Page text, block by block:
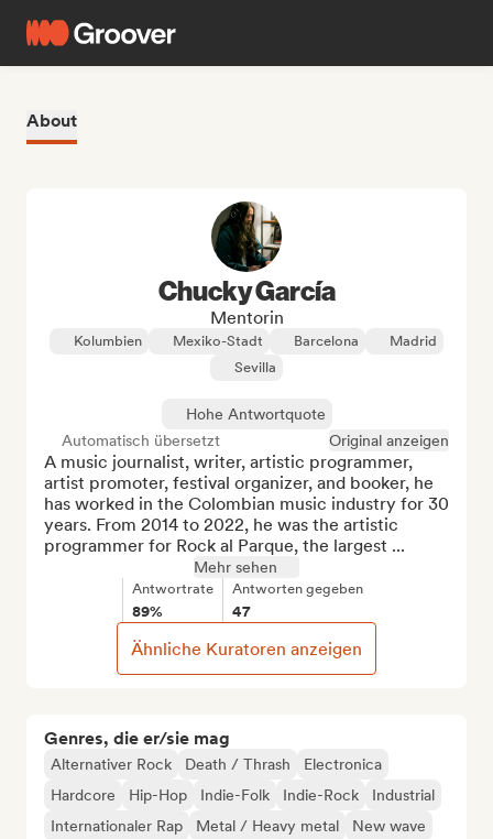
About
Genres, die er/sie mag
Alternativer Rock Death / Thrash
Electronica
Hardcore
Hip-Hop Indie-Folk Indie-Rock
Industrial
Internationaler Rap
Metal / Heavy metal
New wave
Chucky García
Mentorin
Kolumbien Mexiko-Stadt Barcelona
Madrid
Sevilla
Hohe Antwortquote
Automatisch übersetzt
Original anzeigen
A music journalist, writer, artistic programmer,
artist promoter, festival organizer, and booker, he
has worked in the Colombian music industry for 30
years. From 2014 to 2022, he was the artistic
programmer for Rock al Parque, the largest ...
Mehr sehen
Antwortrate
89%
Antworten gegeben
47
Ähnliche Kuratoren anzeigen